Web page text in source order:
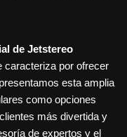
de Jetstereo
caracteriza por ofrecer
esta amplia
como opciones
más divertida y
de expertos y el